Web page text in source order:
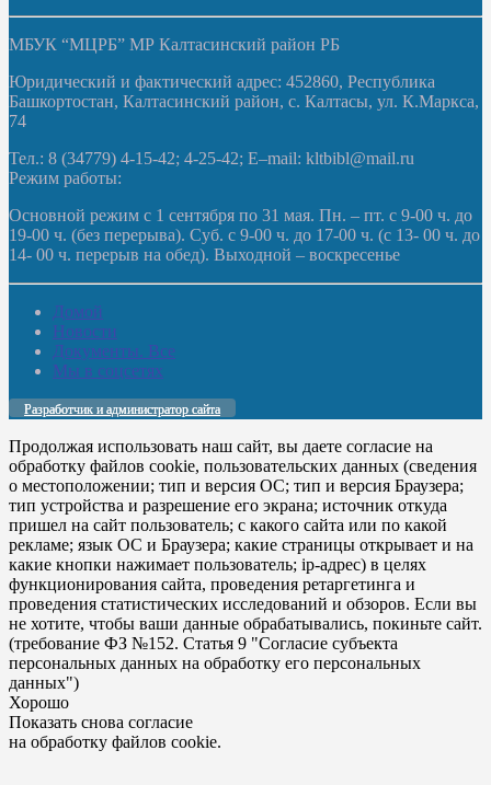
МБУК “МЦРБ” МР Калтасинский район РБ
Юридический и фактический адрес: 452860, Республика
Башкортостан, Калтасинский район, с. Калтасы, ул. К.Маркса,
74
Тел.: 8 (34779) 4-15-42; 4-25-42; E–mail: kltbibl@mail.ru
Режим работы:
Основной режим с 1 сентября по 31 мая. Пн. – пт. с 9-00 ч. до
19-00 ч. (без перерыва). Суб. с 9-00 ч. до 17-00 ч. (с 13- 00 ч. до
14- 00 ч. перерыв на обед). Выходной – воскресенье
Домой
Новости
Документы. Все
Мы в соцсетях
Разработчик и администратор сайта
Продолжая использовать наш сайт, вы даете согласие на
обработку файлов cookie, пользовательских данных (сведения
о местоположении; тип и версия ОС; тип и версия Браузера;
тип устройства и разрешение его экрана; источник откуда
пришел на сайт пользователь; с какого сайта или по какой
рекламе; язык ОС и Браузера; какие страницы открывает и на
какие кнопки нажимает пользователь; ip-адрес) в целях
функционирования сайта, проведения ретаргетинга и
проведения статистических исследований и обзоров. Если вы
не хотите, чтобы ваши данные обрабатывались, покиньте сайт.
(требование ФЗ №152. Статья 9 "Согласие субъекта
персональных данных на обработку его персональных
данных")
Хорошо
Показать снова согласие
на обработку файлов cookie.